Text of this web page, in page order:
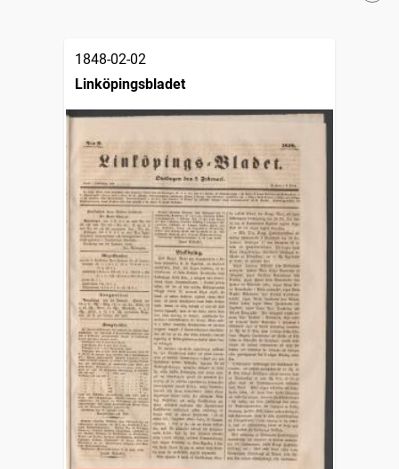
1848-02-02
Linköpingsbladet